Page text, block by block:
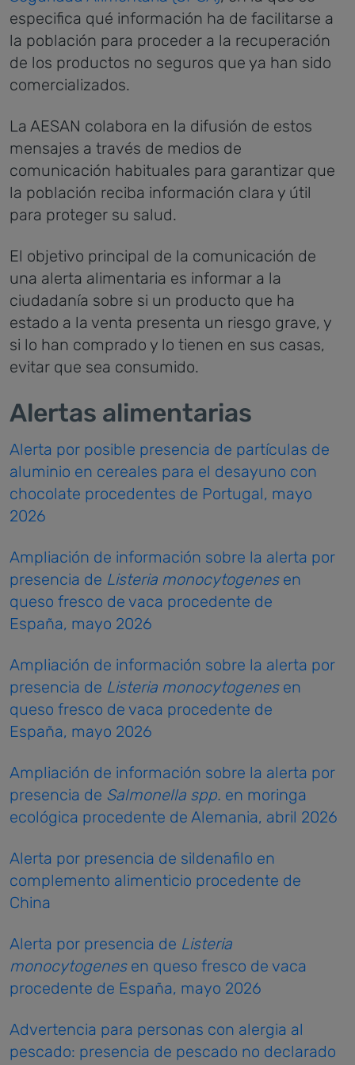
especifica qué información ha de facilitarse a
la población para proceder a la recuperación
de los productos no seguros que ya han sido
comercializados.
La AESAN colabora en la difusión de estos
mensajes a través de medios de
comunicación habituales para garantizar que
la población reciba información clara y útil
para proteger su salud.
El objetivo principal de la comunicación de
una alerta alimentaria es informar a la
ciudadanía sobre si un producto que ha
estado a la venta presenta un riesgo grave, y
si lo han comprado y lo tienen en sus casas,
evitar que sea consumido.
Alertas alimentarias
Alerta por posible presencia de partículas de
aluminio en cereales para el desayuno con
chocolate procedentes de Portugal, mayo
2026
Ampliación de información sobre la alerta por
presencia de Listeria monocytogenesen
queso fresco de vaca procedente de
España, mayo 2026
Ampliación de información sobre la alerta por
presencia de Listeria monocytogenesen
queso fresco de vaca procedente de
España, mayo 2026
Ampliación de información sobre la alerta por
presencia de Salmonella spp. en moringa
ecológica procedente de Alemania, abril 2026
Alerta por presencia de sildenafilo en
complemento alimenticio procedente de
China
Alerta por presencia de Listeria
monocytogenes en queso fresco de vaca
procedente de España, mayo 2026
Advertencia para personas con alergia al
pescado: presencia de pescado no declarado